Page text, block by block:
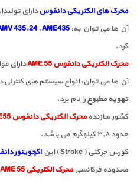
محرک های الکتریکی دانفوسدارای
آن ها می توان به: AME435
,
435.24
کرد.
محرک الکتریکی دانفوس AME 55
دارای
آن ها می توان: انواع سیستم های
تهویه مطبوعرا نام برد.
کشور سازندهمحرک الکتریکی دانفوس AME55
حدود ۳٫۸ کیلوگرم می باشد.
کورس حرکتی ( Stroke ) این
اکچویتور
محدوده فرکانسیمحرک الکتریکی AME 55